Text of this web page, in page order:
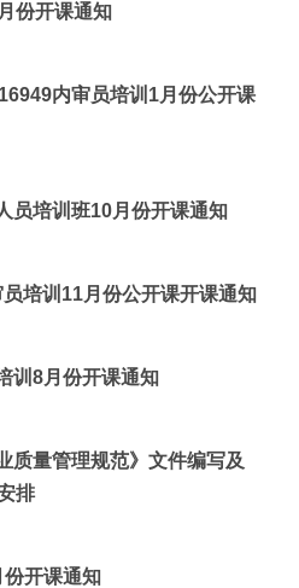
份开课通知
内审员培训1月份公开课
员培训班10月份开课通知
培训11月份公开课开课通知
训8月份开课通知
质量管理规范》文件编写及
排
份开课通知